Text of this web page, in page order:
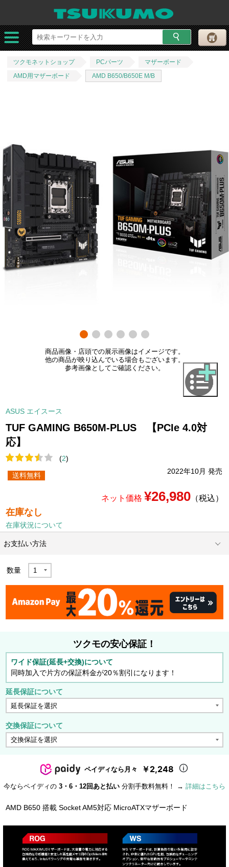
ツクモネットショップ PCパーツ
マザーボード
AMD用マザーボード
AMD B650/B650E M/B
商品画像・店頭での展示画像はイメージです。
他の商品が映り込んでいる場合もございます。
参考画像としてご確認ください。
ASUS エイスース
TUF GAMING B650M-PLUS 【PCIe 4.0対
応】
(2)
2022年10月 発売
送料無料
ネット価格 ¥26,980（税込）
在庫なし
在庫状況について
お支払い方法
数量
ツクモの安心保証！
ワイド保証(延長+交換)について
同時加入で片方の保証料金が20％割引になります！
延長保証について
交換保証について
ペイディなら月々 ￥2,248
今ならペイディの 3・6・12回あと払い 分割手数料無料！ → 詳細はこちら
AMD B650 搭載 Socket AM5対応 MicroATXマザーボード